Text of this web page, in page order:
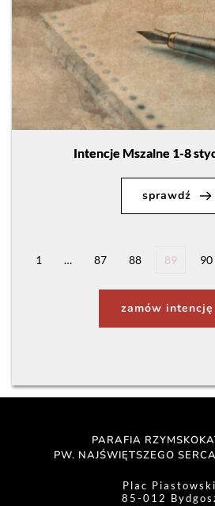
Intencje Mszalne 1-8
sprawdź
1 … 87 88 89 90
zamów intencję
PARAFIA
PW. NAJŚWIĘTSZEGO
Plac
85-012